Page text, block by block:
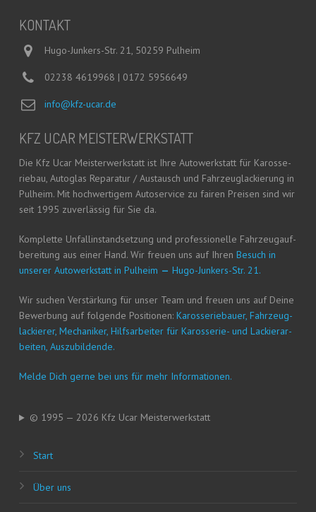
KON­TAKT
Hugo-Junkers-Str. 21, 50259 Pulheim
02238 4619968 | 0172 5956649
info@kfz-ucar.de
KFZ UCAR MEISTERWERKSTATT
Die Kfz Ucar Meis­ter­werk­statt ist Ihre Auto­werk­statt für Karos­se­
rie­bau, Auto­glas Repa­ra­tur / Aus­tausch und Fahr­zeug­la­ckie­rung in
Pul­heim. Mit hoch­wer­ti­gem Auto­ser­vice zu fai­ren Prei­sen sind wir
seit 1995 zuver­läs­sig für Sie da.
Kom­plet­te Unfall­in­stand­set­zung und pro­fes­sio­nel­le Fahr­zeug­auf­
be­rei­tung aus einer Hand. Wir freu­en uns auf Ihren Besuch in
unse­rer Auto­werk­statt in Pul­heim — Hugo-Jun­kers-Str. 21.
Wir suchen Ver­stär­kung für unser Team und freu­en uns auf Dei­ne
Bewer­bung auf fol­gen­de Posi­tio­nen: Karos­se­rie­bau­er, Fahr­zeug­
la­ckie­rer, Mecha­ni­ker, Hilfs­ar­bei­ter für Karos­se­rie- und Lackier­ar­
bei­ten, Auszubildende.
Mel­de Dich ger­ne bei uns für mehr Informationen.
© 1995 — 2026 Kfz Ucar Meisterwerkstatt
Start
Über uns